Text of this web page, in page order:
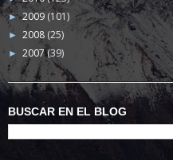
►2009 (101)
► 2008 (25)
► 2007(39)
BUSCAR EN EL BLOG